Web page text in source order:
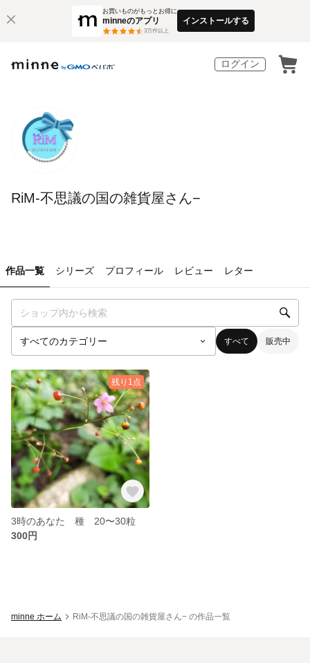
お買いものがもっとお得に
minneのアプリ
3万件以上
インストールする
ログイン
RiM-不思議の国の雑貨屋さん−
作品一覧 シリーズ プロフィール レビュー レター
すべて 販売中
残り1点
3時のあなた 種 20〜30粒
300円
minne ホーム RiM-不思議の国の雑貨屋さん− の作品一覧